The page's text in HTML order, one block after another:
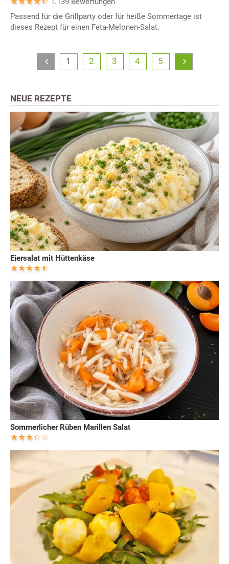
Passend für die Grillparty oder für heiße Sommertage ist
dieses Rezept für einen Feta-Melonen-Salat.
1 2 3 4 5
NEUE REZEPTE
Eiersalat mit Hüttenkäse
Sommerlicher Rüben Marillen Salat